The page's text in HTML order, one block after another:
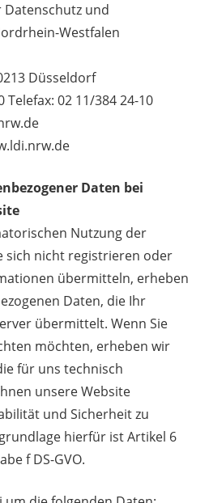
und
Westfalen
Düsseldorf
Telefax: 02 11/384 24-10
Daten bei
Nutzung der
sich nicht registrieren oder
übermitteln, erheben
Daten, die Ihr
übermittelt. Wenn Sie
möchten, erheben wir
für uns technisch
unsere Website
und Sicherheit zu
hierfür ist Artikel 6
f DS-GVO.